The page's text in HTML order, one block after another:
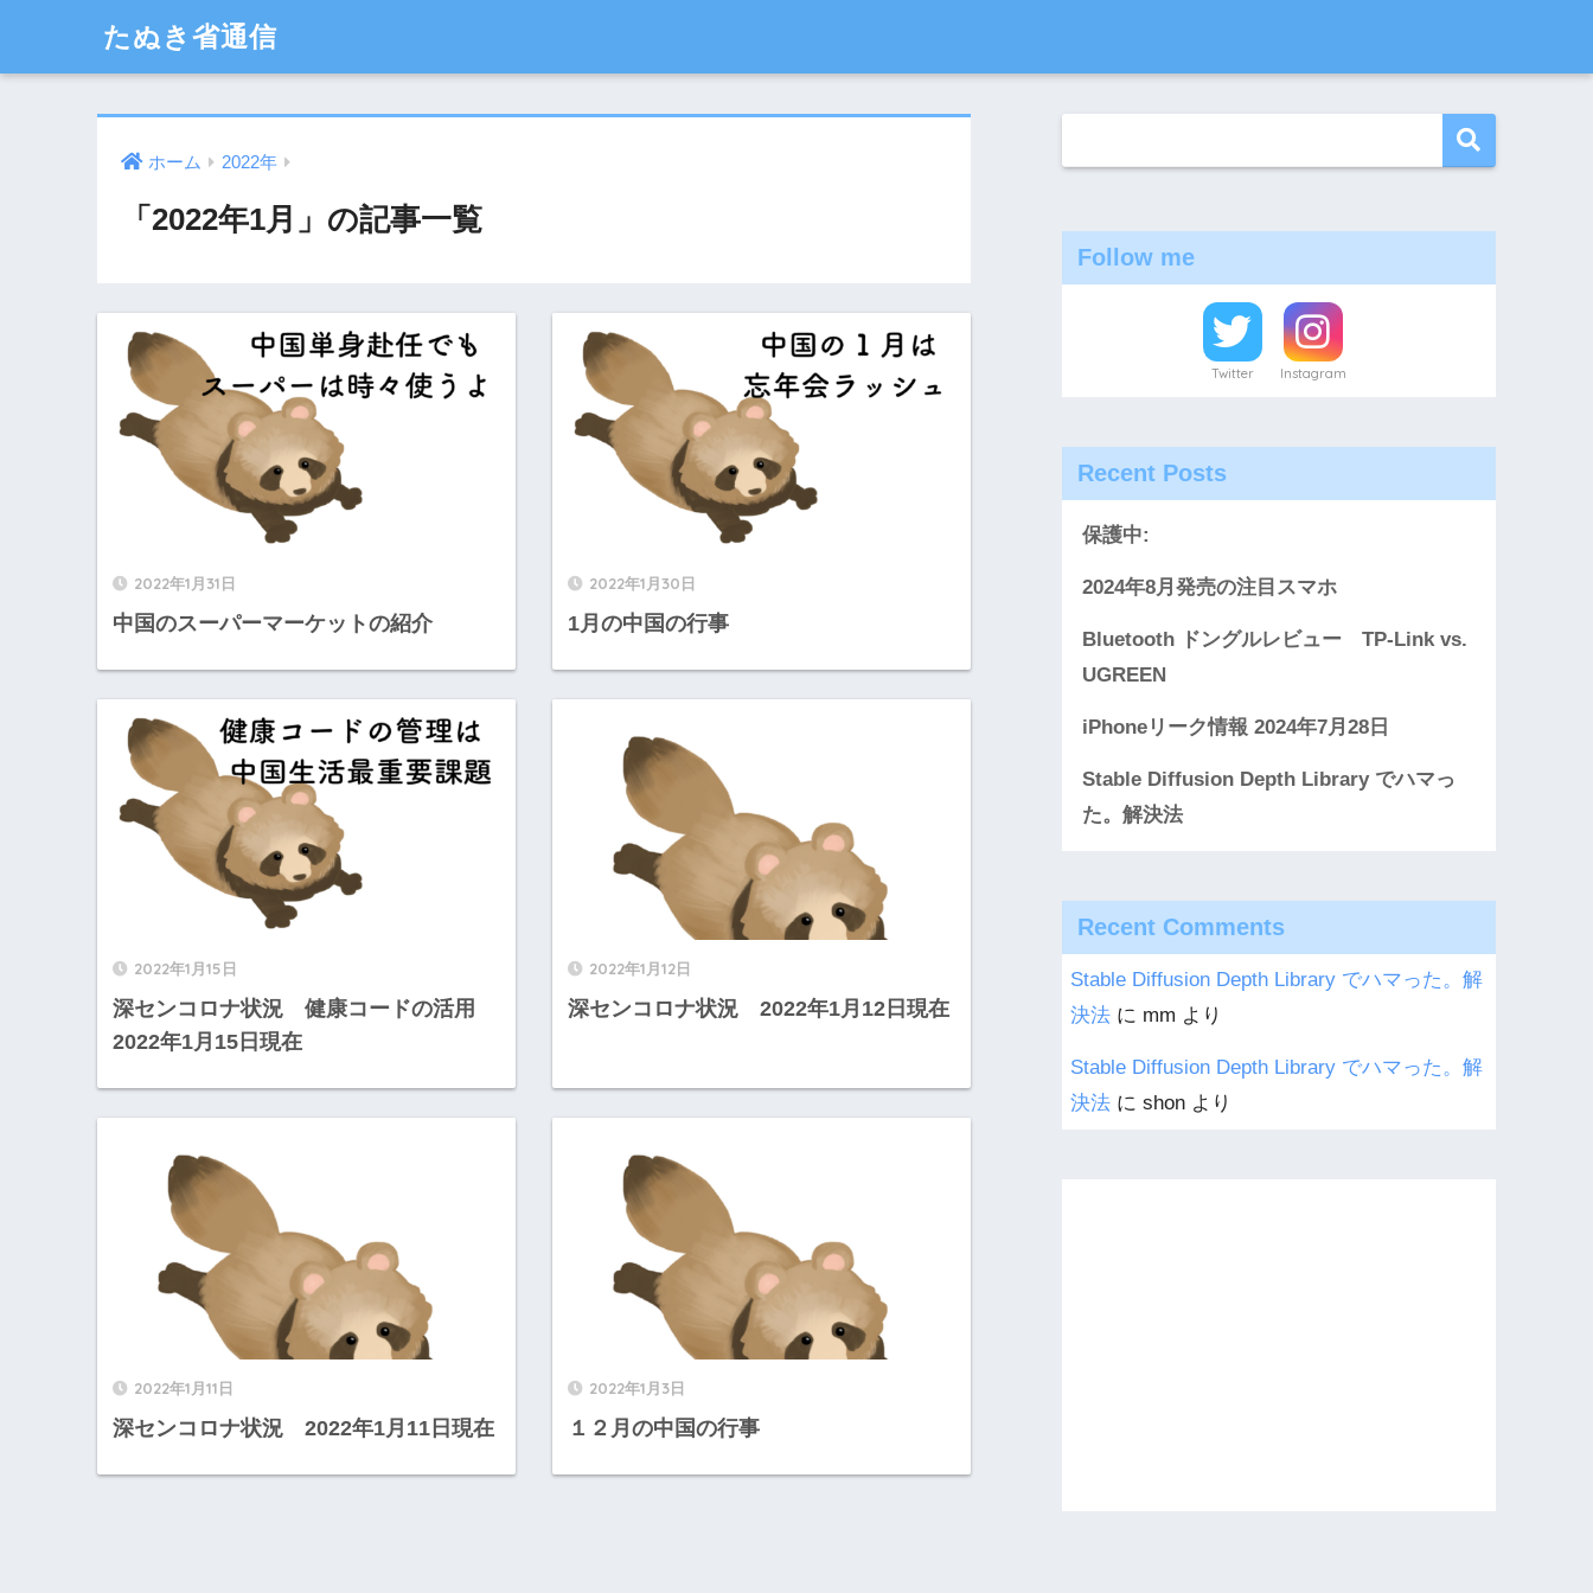
たぬき省通信
ホーム 2022年
「2022年1月」の記事一覧
2022年1月31日
中国のスーパーマーケットの紹介
2022年1月30日
1月の中国の行事
2022年1月15日
深センコロナ状況 健康コードの活用
2022年1月15日現在
2022年1月12日
深センコロナ状況 2022年1月12日現在
2022年1月11日
深センコロナ状況 2022年1月11日現在
2022年1月3日
１２月の中国の行事
Follow me
Twitter Instagram
Recent Posts
保護中:
2024年8月発売の注目スマホ
Bluetooth ドングルレビュー TP-Link vs.
UGREEN
iPhoneリーク情報 2024年7月28日
Stable Diffusion Depth Library でハマっ
た。解決法
Recent Comments
Stable Diffusion Depth Library でハマった。解
決法 に mm より
Stable Diffusion Depth Library でハマった。解
決法 にshon より